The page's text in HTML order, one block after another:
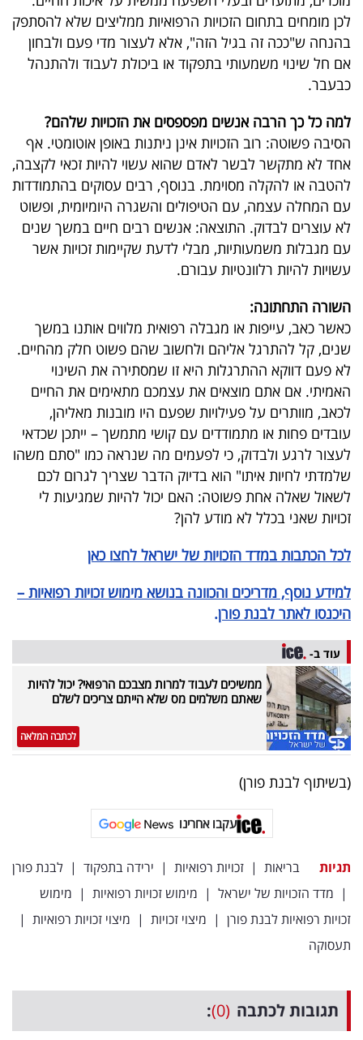
לכן מומחים בתחום הזכויות הרפואיות ממליצים שלא להסתפק
בהנחה ש"ככה זה בגיל הזה", אלא לעצור מדי פעם ולבחון
אם חל שינוי משמעותי בתפקוד או ביכולת לעבוד ולהתנהל
כבעבר.
למה כל כך הרבה אנשים מפספסים את הזכויות שלהם?
הסיבה פשוטה: רוב הזכויות אינן ניתנות באופן אוטומטי. אף
אחד לא מתקשר לבשר לאדם שהוא עשוי להיות זכאי לקצבה,
להטבה או להקלה מסוימת. בנוסף, רבים עסוקים בהתמודדות
עם המחלה עצמה, עם הטיפולים והשגרה היומיומית, ופשוט
לא עוצרים לבדוק. התוצאה: אנשים רבים חיים במשך שנים
עם מגבלות משמעותיות, מבלי לדעת שקיימות זכויות אשר
עשויות להיות רלוונטיות עבורם.
השורה התחתונה:
כאשר כאב, עייפות או מגבלה רפואית מלווים אותנו במשך
שנים, קל להתרגל אליהם ולחשוב שהם פשוט חלק מהחיים.
לא פעם דווקא ההתרגלות היא זו שמסתירה את השינוי
האמיתי. אם אתם מוצאים את עצמכם מתאימים את החיים
לכאב, מוותרים על פעילויות שפעם היו מובנות מאליהן,
עובדים פחות או מתמודדים עם קושי מתמשך – ייתכן שכדאי
לעצור לרגע ולבדוק, כי לפעמים מה שנראה כמו "סתם משהו
שלמדתי לחיות איתו" הוא בדיוק הדבר שצריך לגרום לכם
לשאול שאלה אחת פשוטה: האם יכול להיות שמגיעות לי
זכויות שאני בכלל לא מודע להן?
לכל הכתבות במדד הזכויות של ישראל לחצו כאן
למידע נוסף, מדריכים והכוונה בנושא מימוש זכויות רפואיות –
היכנסו לאתר לבנת פורן.
עוד ב-
ממשיכים לעבוד למרות מצבכם הרפואי? יכול להיות
שאתם משלמים מס שלא הייתם צריכים לשלם
לכתבה המלאה
(בשיתוף לבנת פורן)
עקבו אחרינו
תגיות בריאות | זכויות רפואיות | ירידה בתפקוד | לבנת פורן
| מדד הזכויות של ישראל | מימוש זכויות רפואיות | מימוש
זכויות רפואיות לבנת פורן | מיצוי זכויות | מיצוי זכויות רפואיות |
תעסוקה
תגובות לכתבה (0)
: